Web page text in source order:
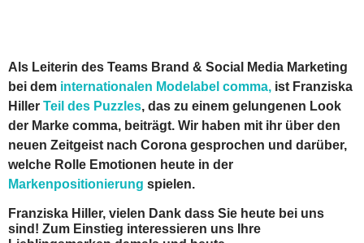
Als Leiterin des Teams Brand & Social Media Marketing
bei dem internationalen Modelabel comma, ist Franziska
Hiller Teil des Puzzles, das zu einem gelungenen Look
der Marke comma, beiträgt. Wir haben mit ihr über den
neuen Zeitgeist nach Corona gesprochen und darüber,
welche Rolle Emotionen heute in der
Markenpositionierung spielen.
Franziska Hiller, vielen Dank dass Sie heute bei uns
sind! Zum Einstieg interessieren uns Ihre